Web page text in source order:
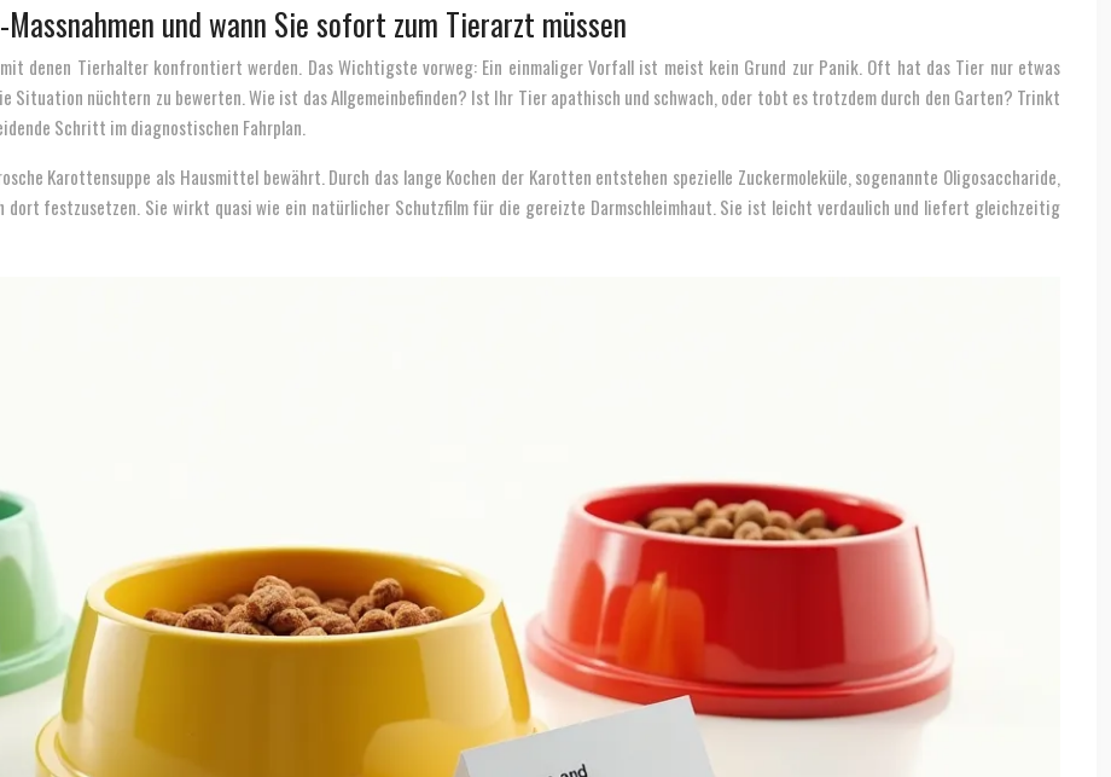
und wann Sie sofort zum Tierarzt müssen
denen Tierhalter konfrontiert werden. Das Wichtigste vorweg: Ein einmaliger Vorfall ist meist kein Grund zur Panik. Oft hat das Tier nur etwas
Situation nüchtern zu bewerten. Wie ist das Allgemeinbefinden? Ist Ihr Tier apathisch und schwach, oder tobt es trotzdem durch den Garten? Trinkt
Schritt im diagnostischen Fahrplan.
Karottensuppe als Hausmittel bewährt. Durch das lange Kochen der Karotten entstehen spezielle Zuckermoleküle, sogenannte Oligosaccharide,
dort festzusetzen. Sie wirkt quasi wie ein natürlicher Schutzfilm für die gereizte Darmschleimhaut. Sie ist leicht verdaulich und liefert gleichzeitig